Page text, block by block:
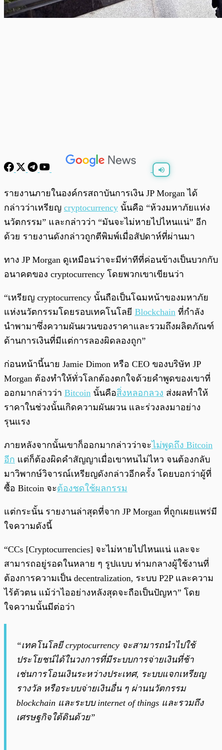
พร้อมเล่น /0:00
รายงานภายในองค์กรสถาบันการเงิน JP Morgan ได้
กล่าวว่าเหรียญ cryptocurrency นั้นคือ “ห้วงมหาภัยแห่ง
นวัตกรรม” และกล่าวว่า “มันจะไม่หายไปไหนแน่” อีก
ด้วย รายงานดังกล่าวถูกตีพิมพ์เมื่อสัปดาห์ที่ผ่านมา
ทาง JP Morgan ดูเหมือนว่าจะมีท่าทีที่ค่อนข้างเป็นบวกกับ
อนาคตของ cryptocurrency โดยพวกเขาเขียนว่า
“เหรียญ cryptocurrency นั้นถือเป็นโฉมหน้าของมหาภัย
แห่งนวัตกรรมโดยรอบเทคโนโลยี Blockchain ที่กำลัง
นำพามาซึ่งความผันผวนของราคาและรวมถึงผลิตภัณฑ์
ด้านการเงินที่มีแต่การลองผิดลองถูก”
ก่อนหน้านี้นาย Jamie Dimon หรือ CEO ของบริษัท JP
Morgan ต้องทำให้ทั่วโลกต้องตกใจด้วยคำพูดของเขาที่
ออกมากล่าวว่า Bitcoin นั้นคือสิ่งหลอกลวง ส่งผลทำให้
ราคาในช่วงนั้นเกิดความผันผวน และร่วงลงมาอย่าง
รุนแรง
ภายหลังจากนั้นเขาก็ออกมากล่าวว่าจะไม่พูดถึง Bitcoin
อีก แต่ก็ต้องผิดคำสัญญาเมื่อเขาทนไม่ไหว จนต้องกลับ
มาวิพากษ์วิจารณ์เหรียญดังกล่าวอีกครั้ง โดยบอกว่าผู้ที่
ซื้อ Bitcoin จะต้องชดใช้ผลกรรม
แต่กระนั้น รายงานล่าสุดที่จาก JP Morgan ที่ถูกเผยแพร่มี
ใจความดังนี้
“CCs [Cryptocurrencies] จะไม่หายไปไหนแน่ และจะ
สามารถอยู่รอดในหลาย ๆ รูปแบบ ท่ามกลางผู้ใช้งานที่
ต้องการความเป็น decentralization, ระบบ P2P และความ
ไร้ตัวตน แม้ว่าไออย่างหลังสุดจะถือเป็นปัญหา” โดย
ใจความนั้นมีต่อว่า
“เทคโนโลยี cryptocurrency จะสามารถนำไปใช้
ประโยชน์ได้ในวงการที่มีระบบการจ่ายเงินที่ช้า
เช่นการโอนเงินระหว่างประเทศ, ระบบแจกเหรียญ
รางวัล หรือระบบจ่ายเงินอื่น ๆ ผ่านนวัตกรรม
blockchain และระบบ internet of things และรวมถึง
เศรษฐกิจใต้ดินด้วย”